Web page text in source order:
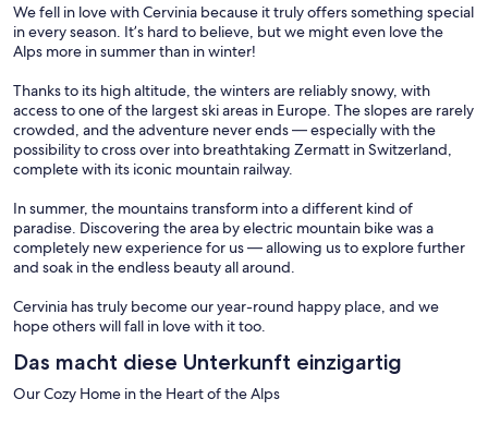
We fell in love with Cervinia because it truly offers something special
in every season. It’s hard to believe, but we might even love the
Alps more in summer than in winter!
Thanks to its high altitude, the winters are reliably snowy, with
access to one of the largest ski areas in Europe. The slopes are rarely
crowded, and the adventure never ends — especially with the
possibility to cross over into breathtaking Zermatt in Switzerland,
complete with its iconic mountain railway.
In summer, the mountains transform into a different kind of
paradise. Discovering the area by electric mountain bike was a
completely new experience for us — allowing us to explore further
and soak in the endless beauty all around.
Cervinia has truly become our year-round happy place, and we
hope others will fall in love with it too.
Das macht diese Unterkunft einzigartig
Our Cozy Home in the Heart of the Alps